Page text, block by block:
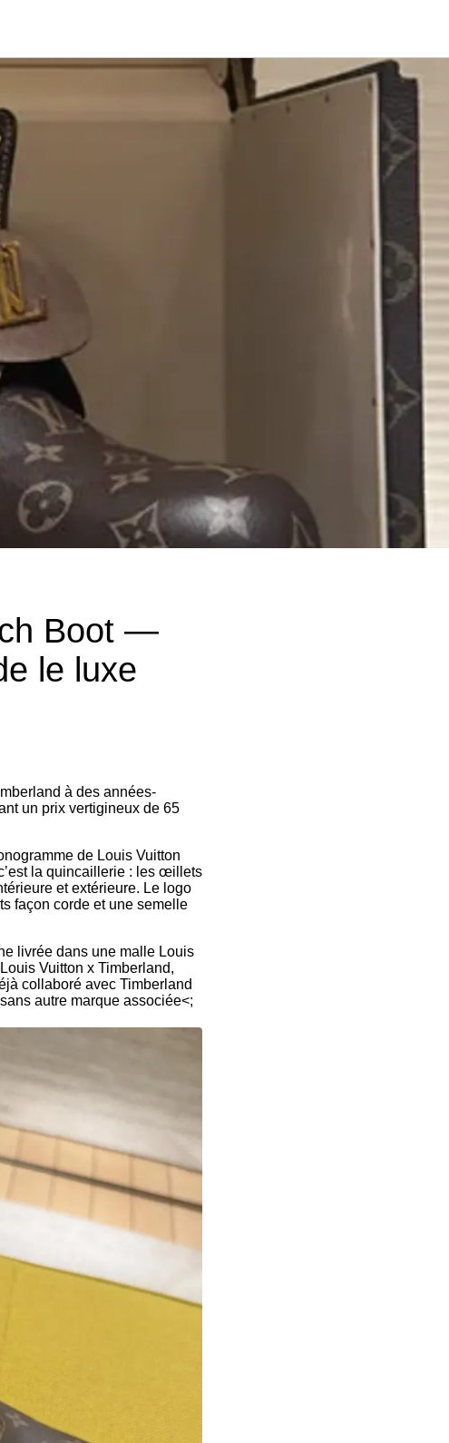
Boot —
le luxe
à des années-
un prix vertigineux de 65
de Louis Vuitton
la quincaillerie : les œillets
et extérieure. Le logo
façon corde et une semelle
livrée dans une malle Louis
Vuitton x Timberland,
collaboré avec Timberland
autre marque associée<;